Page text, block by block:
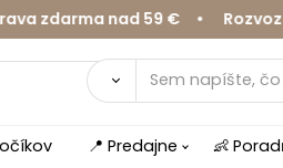
nad 59 € • Rozvoz
📍 Predajne 👶